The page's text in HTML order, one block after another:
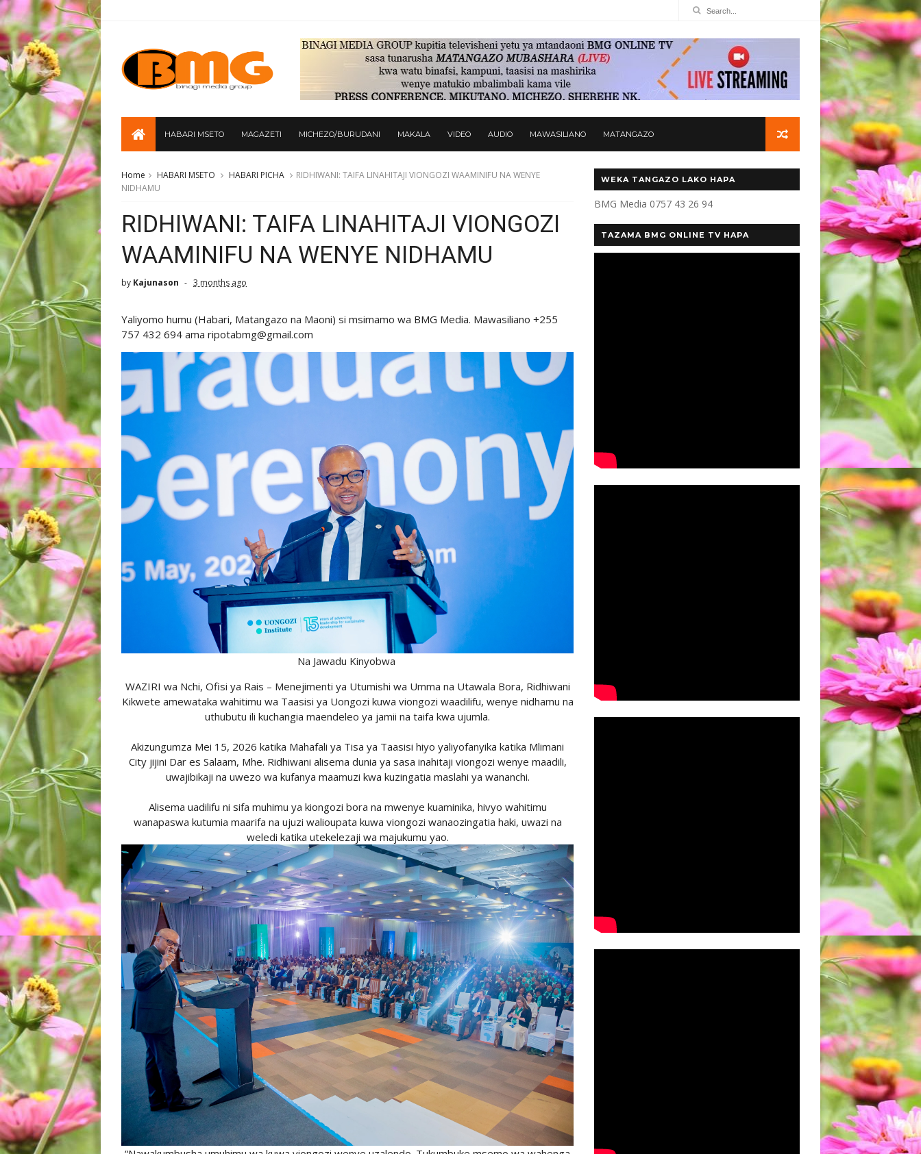
HABARI MSETO MAGAZETI MICHEZO/BURUDANI MAKALA VIDEO AUDIO MAWASILIANO MATANGAZO
Home HABARI MSETO HABARI PICHA
RIDHIWANI: TAIFA LINAHITAJI VIONGOZI WAAMINIFU NA WENYE
NIDHAMU
RIDHIWANI: TAIFA LINAHITAJI VIONGOZI
WAAMINIFU NA WENYE NIDHAMU
by Kajunason 3 months ago
Yaliyomo humu (Habari, Matangazo na Maoni) si msimamo wa BMG Media. Mawasiliano +255
757 432 694 ama ripotabmg@gmail.com
Na Jawadu Kinyobwa
WAZIRI wa Nchi, Ofisi ya Rais – Menejimenti ya Utumishi wa Umma na Utawala Bora, Ridhiwani
Kikwete amewataka wahitimu wa Taasisi ya Uongozi kuwa viongozi waadilifu, wenye nidhamu na
uthubutu ili kuchangia maendeleo ya jamii na taifa kwa ujumla.
Akizungumza Mei 15, 2026 katika Mahafali ya Tisa ya Taasisi hiyo yaliyofanyika katika Mlimani
City jijini Dar es Salaam, Mhe. Ridhiwani alisema dunia ya sasa inahitaji viongozi wenye maadili,
uwajibikaji na uwezo wa kufanya maamuzi kwa kuzingatia maslahi ya wananchi.
Alisema uadilifu ni sifa muhimu ya kiongozi bora na mwenye kuaminika, hivyo wahitimu
wanapaswa kutumia maarifa na ujuzi walioupata kuwa viongozi wanaozingatia haki, uwazi na
weledi katika utekelezaji wa majukumu yao.
WEKA TANGAZO LAKO HAPA
BMG Media 0757 43 26 94
TAZAMA BMG ONLINE TV HAPA